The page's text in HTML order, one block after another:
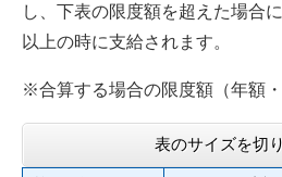
し、下表の限度額を超えた場合
以上の時に支給されます。
※合算する場合の限度額（年額・
表のサイズを切